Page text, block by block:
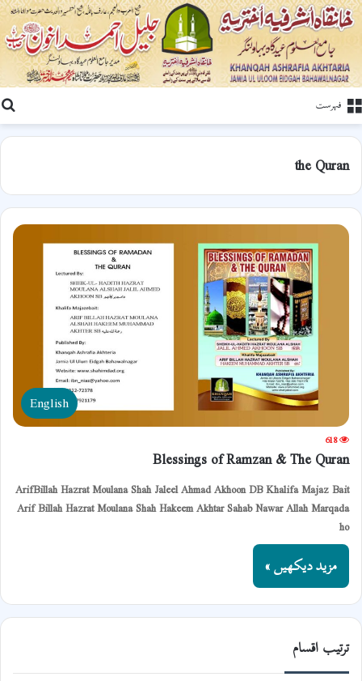
فہرست
the Quran
English
618
Blessings of Ramzan & The Quran
ArifBillah Hazrat Moulana Shah Jaleel Ahmad Akhoon DB Khalifa Majaz Bait
Arif Billah Hazrat Moulana Shah Hakeem Akhtar Sahab Nawar Allah Marqada
ho
مزید دیکھیں »
ترتیب اقسام